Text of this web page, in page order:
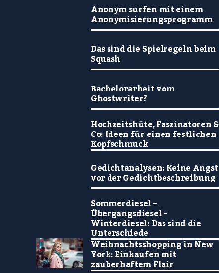
Anonym surfen mit einem
Anonymisierungsprogramm
Das sind die Spielregeln beim
Squash
Bachelorarbeit vom
Ghostwriter?
Hochzeitshüte, Faszinatoren &
Co: Ideen für einen festlichen
Kopfschmuck
Gedichtanalysen: Keine Angst
vor der Gedichtbeschreibung
Sommerdiesel –
Übergangsdiesel –
Winterdiesel: Das sind die
Unterschiede
Weihnachtsshopping in New
York: Einkaufen mit
zauberhaftem Flair